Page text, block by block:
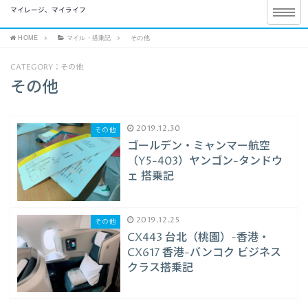
マイレージ、マイライフ
HOME マイル・搭乗記 その他
CATEGORY：その他
その他
その他 2019.12.30
ゴールデン・ミャンマー航空
（Y5-403）ヤンゴン-タンドウ
ェ 搭乗記
その他 2019.12.25
CX443 台北（桃園）-香港・
CX617 香港-バンコク ビジネス
クラス搭乗記